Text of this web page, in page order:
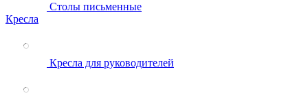
Столы письменные
Кресла
Кресла для руководителей